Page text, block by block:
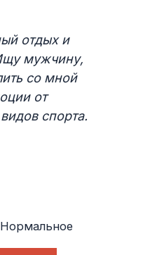
отдых и
мужчину,
со мной
от
спорта.